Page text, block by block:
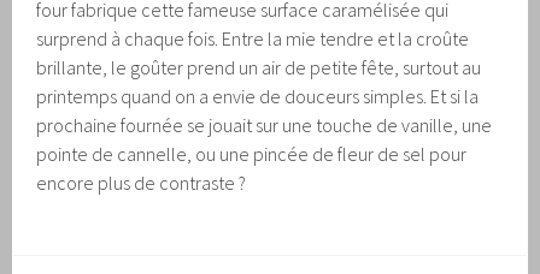
four fabrique cette fameuse surface caramélisée qui
surprend à chaque fois. Entre la mie tendre et la croûte
brillante, le goûter prend un air de petite fête, surtout au
printemps quand on a envie de douceurs simples. Et si la
prochaine fournée se jouait sur une touche de vanille, une
pointe de cannelle, ou une pincée de fleur de sel pour
encore plus de contraste ?